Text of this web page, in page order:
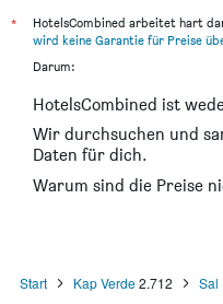
*
HotelsCombined arbeitet hart
wird keine Garantie für Preise
Darum:
HotelsCombined ist
Wir durchsuchen und
Daten für dich.
Warum sind die Preise
Start Kap Verde2.712 Sal